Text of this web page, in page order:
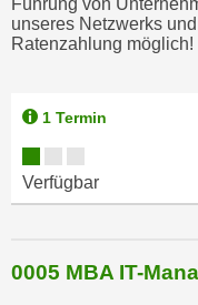
Führung von
unseres Netzwerks
Ratenzahlung möglich!
1 Termin
Verfügbar
0005 MBA IT-
h
n
e